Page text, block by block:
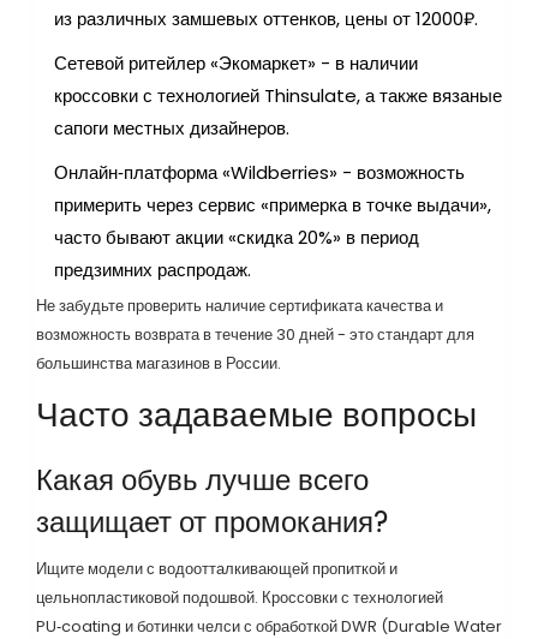
из различных замшевых оттенков, цены от 12000₽.
Сетевой ритейлер «Экомаркет» - в наличии
кроссовки с технологией Thinsulate, а также вязаные
сапоги местных дизайнеров.
Онлайн‑платформа «Wildberries» - возможность
примерить через сервис «примерка в точке выдачи»,
часто бывают акции «скидка 20%» в период
предзимних распродаж.
Не забудьте проверить наличие сертификата качества и
возможность возврата в течение 30 дней - это стандарт для
большинства магазинов в России.
Часто задаваемые вопросы
Какая обувь лучше всего
защищает от промокания?
Ищите модели с водоотталкивающей пропиткой и
цельнопластиковой подошвой. Кроссовки с технологией
PU‑coating и ботинки челси с обработкой DWR (Durable Water